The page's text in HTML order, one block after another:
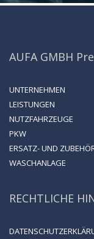
AUFA GMBH
UNTERNEHMEN
LEISTUNGEN
NUTZFAHRZEUGE
PKW
ERSATZ- UND
WASCHANLAGE
RECHTLICHE